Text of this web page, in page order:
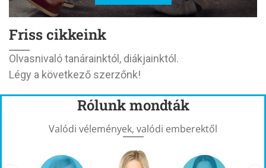
Friss cikkeink
Olvasnivaló tanárainktól, diákjainktól.
Légy a következő szerzőnk!
Rólunk mondták
Valódi vélemények, valódi emberektől